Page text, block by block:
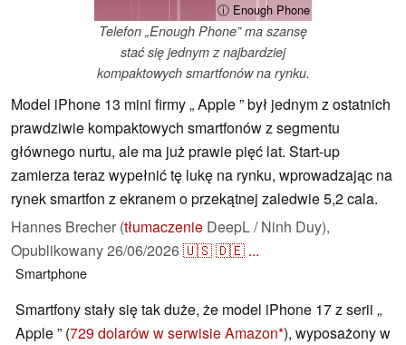
ⓘ Enough Phone
Telefon „Enough Phone” ma szansę
stać się jednym z najbardziej
kompaktowych smartfonów na rynku.
Model iPhone 13 mini firmy „ Apple ” był jednym z ostatnich
prawdziwie kompaktowych smartfonów z segmentu
głównego nurtu, ale ma już prawie pięć lat. Start-up
zamierza teraz wypełnić tę lukę na rynku, wprowadzając na
rynek smartfon z ekranem o przekątnej zaledwie 5,2 cala.
Hannes Brecher (tłumaczenie DeepL / Ninh Duy),
Opublikowany26/06/2026🇺🇸🇩🇪 ...
Smartphone
Smartfony stały się tak duże, że model iPhone 17 z serii „
Apple ” (729 dolarów w serwisie Amazon ), wyposażony w